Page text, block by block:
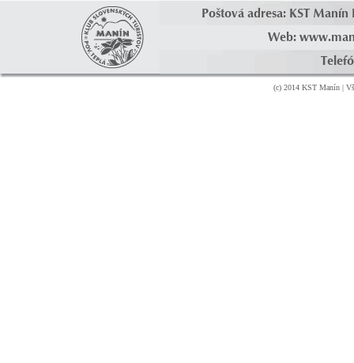
Poštová adresa: KST
Web:
(c) 2014 KST Manín |